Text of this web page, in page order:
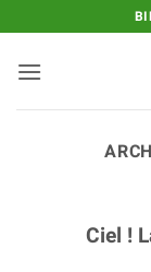
au
contenu
Ciel !